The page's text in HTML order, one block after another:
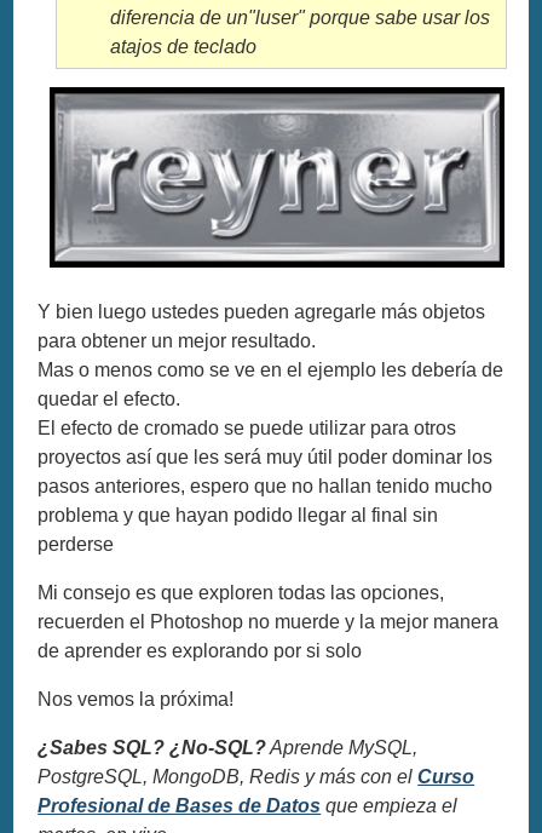
diferencia de un"luser" porque sabe usar los
atajos de teclado
Y bien luego ustedes pueden agregarle más objetos
para obtener un mejor resultado.
Mas o menos como se ve en el ejemplo les debería de
quedar el efecto.
El efecto de cromado se puede utilizar para otros
proyectos así que les será muy útil poder dominar los
pasos anteriores, espero que no hallan tenido mucho
problema y que hayan podido llegar al final sin
perderse
Mi consejo es que exploren todas las opciones,
recuerden el Photoshop no muerde y la mejor manera
de aprender es explorando por si solo
Nos vemos la próxima!
¿Sabes SQL? ¿No-SQL?Aprende MySQL,
PostgreSQL, MongoDB, Redis y más con elCurso
Profesional de Bases de Datos que empieza el